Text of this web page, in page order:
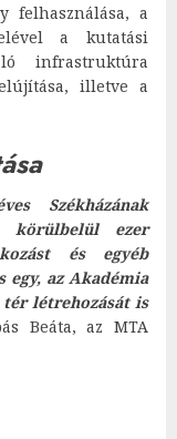
felhasználása, a
a kutatási
infrastruktúra
illetve a
Székházának
körülbelül ezer
és egyéb
egy, az Akadémia
létrehozását is
Beáta, az MTA